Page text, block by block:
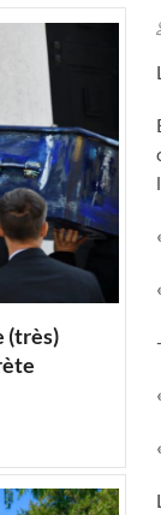
(très)